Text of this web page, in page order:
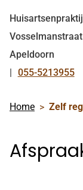
Vosselmanstraat
Apeldoorn
Tel:
055-5213955
Home Zelf